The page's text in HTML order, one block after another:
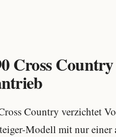
Cross
Country verzichtet
Modell mit nur einer